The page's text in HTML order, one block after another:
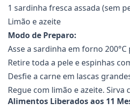
1 sardinha fresca assada (sem
Limão e azeite
Modo de Preparo:
Asse a sardinha em forno
Retire toda a pele e espinhas
Desfie a carne em lascas
Regue com limão e azeite. Sirva
Alimentos Liberados aos 11